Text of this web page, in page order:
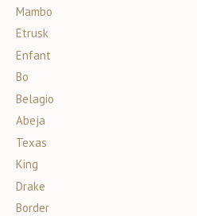
Mambo
Etrusk
Enfant
Bo
Belagio
Abeja
Texas
King
Drake
Border